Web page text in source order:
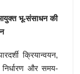
आयुक्त भू-संसाधन की
क्रियान्वयन,
निर्धारण और समय-